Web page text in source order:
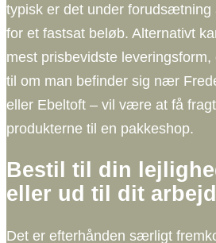
typisk er det under forudsætning
for et fastsat beløb. Alternativt
mest prisbevidste
til om man befinder sig nær
eller Ebeltoft – vil være at få
produkterne til en pakkeshop.
Bestil til din
eller ud til dit
Det er efterhånden særligt